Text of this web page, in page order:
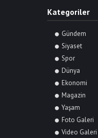
Kategoriler
Gündem
Siyaset
Spor
Dünya
Ekonomi
Magazin
Yaşam
Foto Galeri
Video Galeri